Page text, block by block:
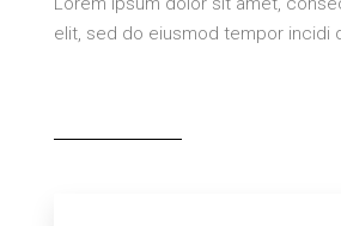
elit, sed do eiusmod tempor incidi